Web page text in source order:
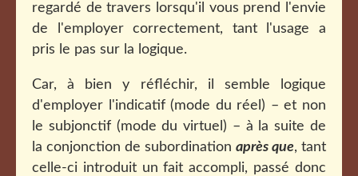
regardé de travers lorsqu'il vous prend l'envie
de l'employer correctement, tant l'usage a
pris le pas sur la logique.
Car, à bien y réfléchir, il semble logique
d'employer l'indicatif (mode du réel) – et non
le subjonctif (mode du virtuel) – à la suite de
la conjonction de subordination après que, tant
celle-ci introduit un fait accompli, passé donc